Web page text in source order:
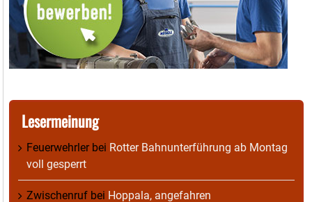
Lesermeinung
Feuerwehrlerbei Rotter Bahnunterführung ab Montag
voll gesperrt
Zwischenruf bei Hoppala, angefahren